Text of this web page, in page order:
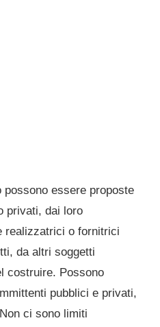
possono essere proposte
privati, dai loro
realizzatrici o fornitrici
da altri soggetti
costruire. Possono
pubblici e privati,
ci sono limiti